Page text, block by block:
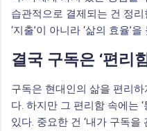
습관적으로 결제되는 건 정
‘지출’이 아니라 ‘삶의 효율’
결국 구독은 ‘편리
구독은 현대인의 삶을 편리
다. 하지만 그 편리함 속에는
있다. 중요한 건 ‘내가 구독